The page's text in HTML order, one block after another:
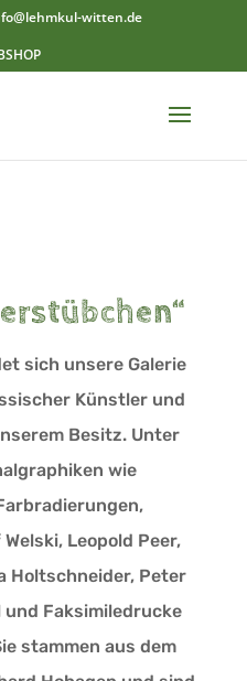
witten.de
sich unsere Galerie
Künstler und
Besitz. Unter
wie
Leopold Peer,
Holtschneider, Peter
und Faksimiledrucke
stammen aus dem